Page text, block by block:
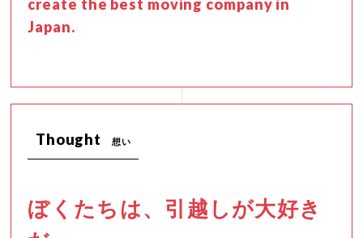
create the best moving company in
Japan.
Thought 想い
ぼくたちは、引越しが大好き